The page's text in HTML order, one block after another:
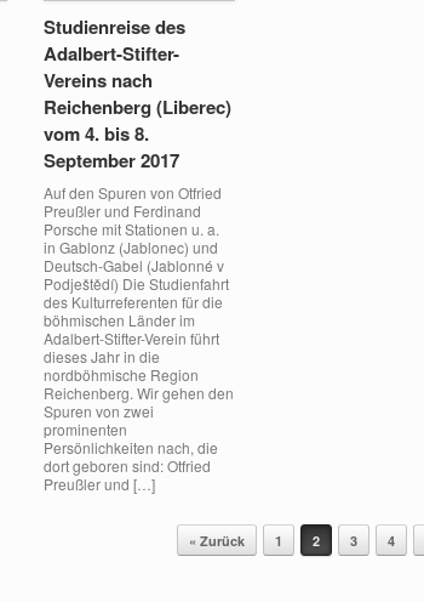
Studienreise des
Adalbert-Stifter-
Vereins nach
Reichenberg (Liberec)
vom 4. bis 8.
September 2017
Auf den Spuren von Otfried
Preußler und Ferdinand
Porsche mit Stationen u. a.
in Gablonz (Jablonec) und
Deutsch-Gabel (Jablonné v
Podještědí) Die Studienfahrt
des Kulturreferenten für die
böhmischen Länder im
Adalbert-Stifter-Verein führt
dieses Jahr in die
nordböhmische Region
Reichenberg. Wir gehen den
Spuren von zwei
prominenten
Persönlichkeiten nach, die
dort geboren sind: Otfried
Preußler und […]
« Zurück 1 2 3 4